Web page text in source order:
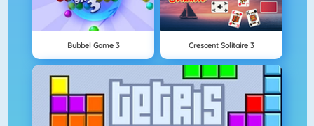
Bubbel Game 3 Crescent Solitaire 3